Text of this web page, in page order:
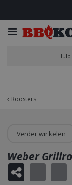
Roosters
Hulp
Verder winkelen
Weber